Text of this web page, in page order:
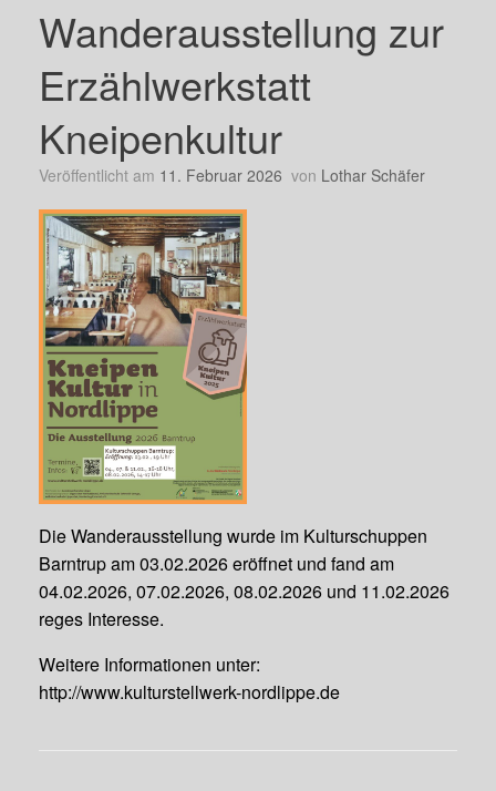
Wanderausstellung zur
Erzählwerkstatt
Kneipenkultur
Veröffentlicht am 11. Februar 2026 von Lothar Schäfer
Die Wanderausstellung wurde im Kulturschuppen
Barntrup am 03.02.2026 eröffnet und fand am
04.02.2026, 07.02.2026, 08.02.2026 und 11.02.2026
reges Interesse.
Weitere Informationen unter:
http://www.kulturstellwerk-nordlippe.de